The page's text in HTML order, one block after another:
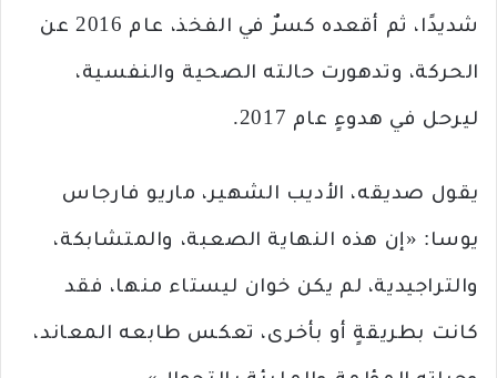
شديدًا، ثم أقعده كسرٌ في الفخذ، عام 2016 عن
الحركة، وتدهورت حالته الصحية والنفسية،
ليرحل في هدوءٍ عام 2017.
يقول صديقه، الأديب الشهير، ماريو فارجاس
يوسا: «إن هذه النهاية الصعبة، والمتشابكة،
والتراجيدية، لم يكن خوان ليستاء منها، فقد
كانت بطريقةٍ أو بأخرى، تعكس طابعه المعاند،